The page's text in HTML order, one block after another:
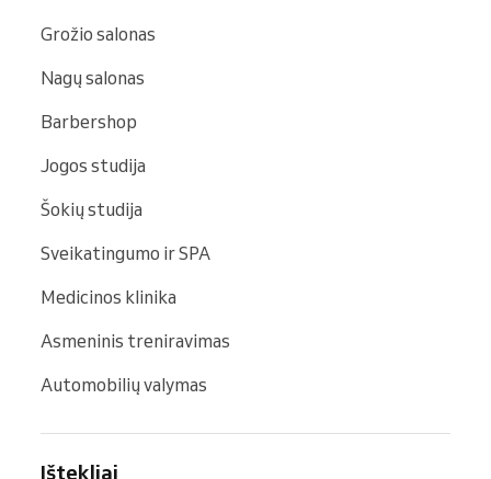
Grožio salonas
Nagų salonas
Barbershop
Jogos studija
Šokių studija
Sveikatingumo ir SPA
Medicinos klinika
Asmeninis treniravimas
Automobilių valymas
Ištekliai